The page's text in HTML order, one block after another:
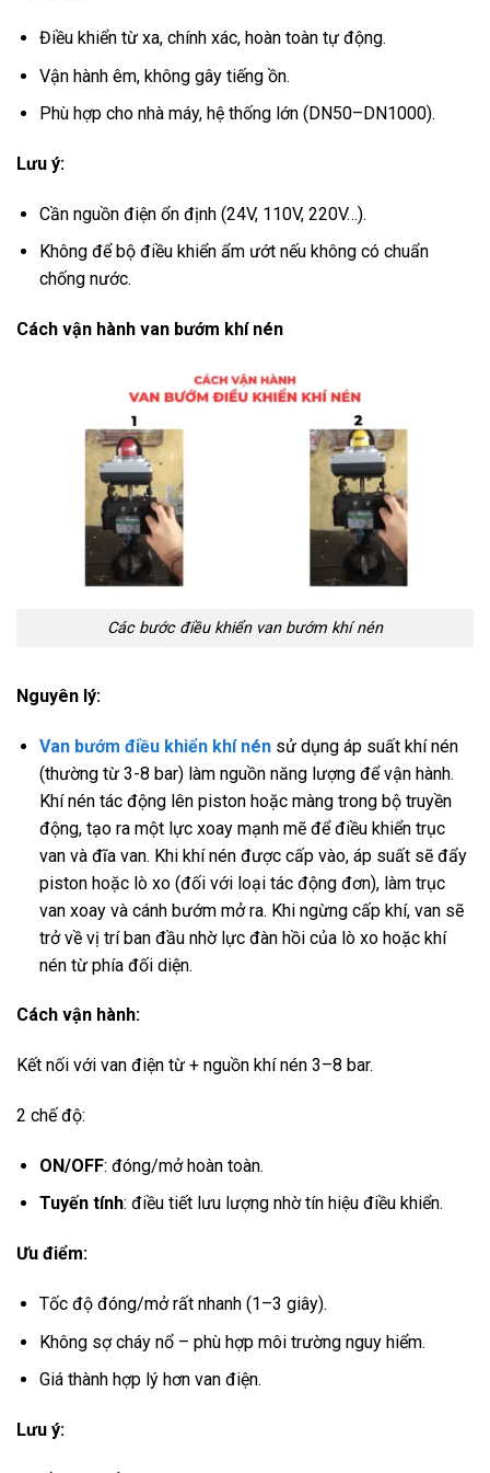
Điều khiển từ xa, chính xác, hoàn toàn tự động.
Vận hành êm, không gây tiếng ồn.
Phù hợp cho nhà máy, hệ thống lớn (DN50–DN1000).
Lưu ý:
Cần nguồn điện ổn định (24V, 110V, 220V…).
Không để bộ điều khiển ẩm ướt nếu không có chuẩn
chống nước.
Cách vận hành van bướm khí nén
Các bước điều khiển van bướm khí nén
Nguyên lý:
Van bướm điều khiển khí nénsử dụng áp suất khí nén
(thường từ 3-8 bar) làm nguồn năng lượng để vận hành.
Khí nén tác động lên piston hoặc màng trong bộ truyền
động, tạo ra một lực xoay mạnh mẽ để điều khiển trục
van và đĩa van. Khi khí nén được cấp vào, áp suất sẽ đẩy
piston hoặc lò xo (đối với loại tác động đơn), làm trục
van xoay và cánh bướm mở ra. Khi ngừng cấp khí, van sẽ
trở về vị trí ban đầu nhờ lực đàn hồi của lò xo hoặc khí
nén từ phía đối diện.
Cách vận hành:
Kết nối với van điện từ + nguồn khí nén 3–8 bar.
2 chế độ:
ON/OFF: đóng/mở hoàn toàn.
Tuyến tính: điều tiết lưu lượng nhờ tín hiệu điều khiển.
Ưu điểm:
Tốc độ đóng/mở rất nhanh (1–3 giây).
Không sợ cháy nổ – phù hợp môi trường nguy hiểm.
Giá thành hợp lý hơn van điện.
Lưu ý: